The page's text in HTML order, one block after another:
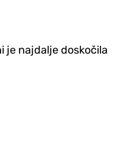
je najdalje doskočila